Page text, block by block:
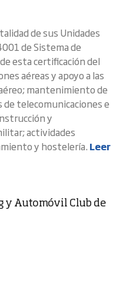
de sus Unidades
de Sistema de
esta certificación del
aéreas y apoyo a las
mantenimiento de
telecomunicaciones e
y
actividades
y hostelería. Leer
y Automóvil Club de